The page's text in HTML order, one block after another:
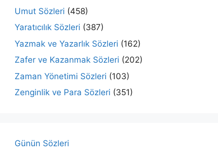
Umut Sözleri (458)
Yaratıcılık Sözleri (387)
Yazmak ve Yazarlık Sözleri (162)
Zafer ve Kazanmak Sözleri (202)
Zaman Yönetimi Sözleri (103)
Zenginlik ve Para Sözleri (351)
Günün Sözleri